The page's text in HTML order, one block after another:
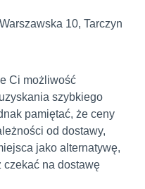
10, Tarczyn
Ci możliwość
szybkiego
pamiętać, że ceny
od dostawy,
jako alternatywę,
czekać na dostawę